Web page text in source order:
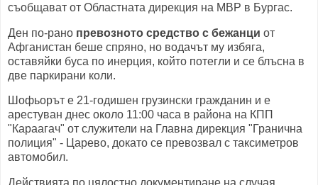
съобщават от Областната дирекция на МВР в Бургас.
Ден по-рано превозното средство с бежанци от
Афганистан беше спряно, но водачът му избяга,
оставяйки буса по инерция, който потегли и се блъсна в
две паркирани коли.
Шофьорът е 21-годишен грузински гражданин и е
арестуван днес около 11:00 часа в района на КПП
"Караагач" от служители на Главна дирекция "Гранична
полиция" - Царево, докато се превозвал с таксиметров
автомобил.